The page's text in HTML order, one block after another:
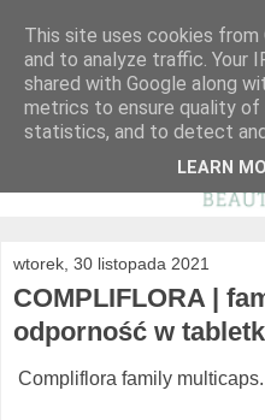
wtorek, 30 listopada 2021
COMPLIFLORA |
odporność w
Compliflora family multicaps.
This site uses cookies
and to analyze traffic. Your
shared with Google along
metrics to ensure quality of
statistics, and to detect
LEARN